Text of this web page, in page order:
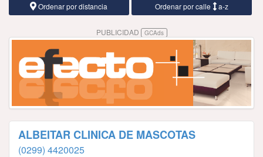
Ordenar por distancia Ordenar por calle a-z
PUBLICIDAD GCAds
ALBEITAR CLINICA DE MASCOTAS
(0299) 4420025